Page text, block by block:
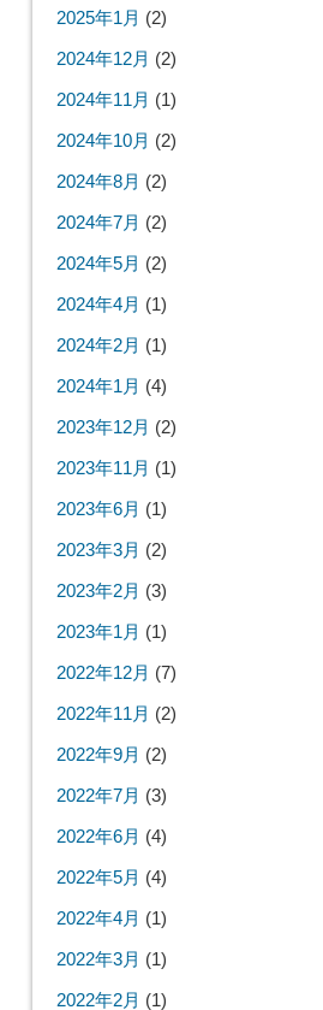
2025年1月 (2)
2024年12月 (2)
2024年11月 (1)
2024年10月 (2)
2024年8月 (2)
2024年7月 (2)
2024年5月 (2)
2024年4月 (1)
2024年2月 (1)
2024年1月 (4)
2023年12月 (2)
2023年11月 (1)
2023年6月 (1)
2023年3月 (2)
2023年2月 (3)
2023年1月 (1)
2022年12月 (7)
2022年11月 (2)
2022年9月 (2)
2022年7月 (3)
2022年6月 (4)
2022年5月 (4)
2022年4月 (1)
2022年3月 (1)
2022年2月 (1)